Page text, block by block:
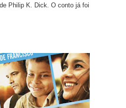
Philip K. Dick. O conto já foi